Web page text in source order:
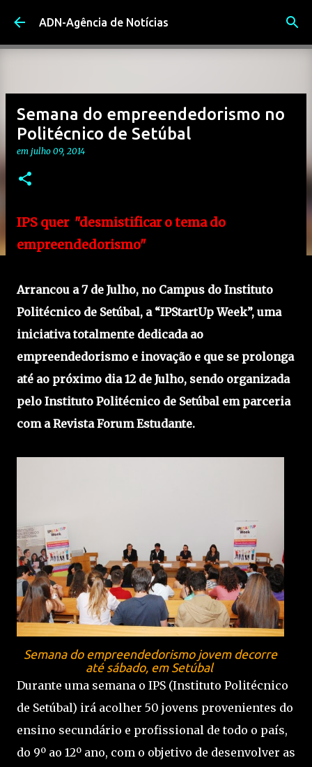
Avançar para o conteúdo principal
ADN-Agência de Notícias
Semana do empreendedorismo no
Politécnico de Setúbal
em julho 09, 2014
IPS quer "desmistificar o tema do
empreendedorismo"
Arrancou a 7 de Julho, no Campus do Instituto
Politécnico de Setúbal, a “IPStartUp Week”, uma
iniciativa totalmente dedicada ao
empreendedorismo e inovação e que se prolonga
até ao próximo dia 12 de Julho, sendo organizada
pelo Instituto Politécnico de Setúbal em parceria
com a Revista Forum Estudante.
Semana do empreendedorismo jovem decorre
até sábado, em Setúbal
Durante uma semana o IPS (Instituto Politécnico
de Setúbal) irá acolher 50 jovens provenientes do
ensino secundário e profissional de todo o país,
do 9º ao 12º ano, com o objetivo de desenvolver as